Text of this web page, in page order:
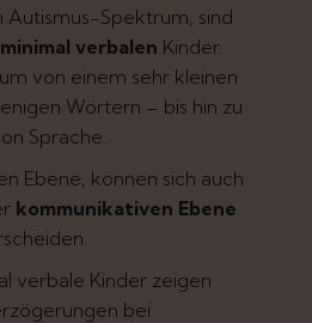
Spektrum, sind
minimal verbalen Kinder.
von einem sehr kleinen
Wörtern – bis hin zu
Sprache.
Ebene, können sich auch
kommunikativen Ebene
verbale Kinder zeigen
bei